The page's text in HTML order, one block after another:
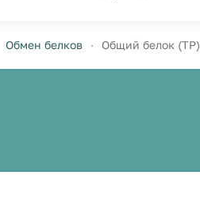
Обмен белков Общий белок (TP)